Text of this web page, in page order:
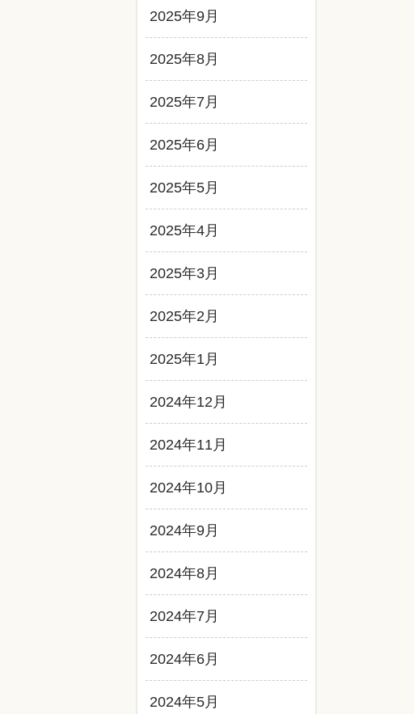
2025年9月
2025年8月
2025年7月
2025年6月
2025年5月
2025年4月
2025年3月
2025年2月
2025年1月
2024年12月
2024年11月
2024年10月
2024年9月
2024年8月
2024年7月
2024年6月
2024年5月